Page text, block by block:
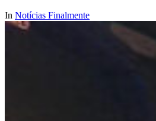
In Notícias Finalmente